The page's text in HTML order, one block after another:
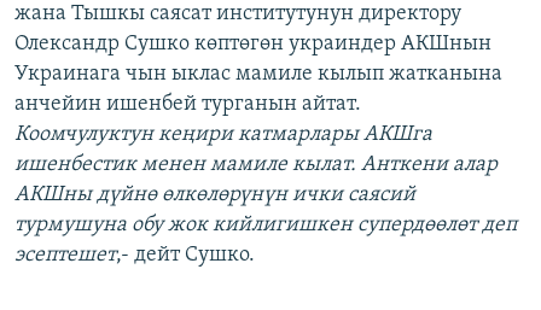
жана Тышкы саясат институтунун директору
Олександр Сушко көптөгөн украиндер АКШнын
Украинага чын ыклас мамиле кылып жатканына
анчейин ишенбей турганын айтат.
Коомчулуктун кеңири катмарлары АКШга
ишенбестик менен мамиле кылат. Анткени алар
АКШны дүйнө өлкөлөрүнүн ички саясий
турмушуна обу жок кийлигишкен супердөөлөт деп
эсептешет,- дейт Сушко.